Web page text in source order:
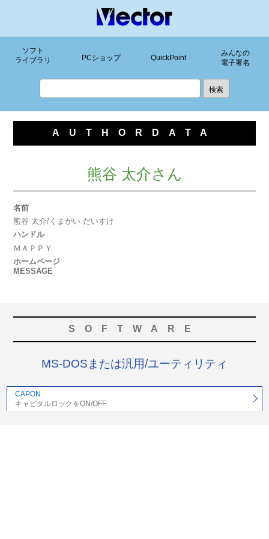
ソフト
ライブラリ
PCショップ QuickPoint
みんなの
電子署名
AUTHORDATA
熊谷 太介さん
名前
熊谷 太介/くまがい だいすけ
ハンドル
ＭＡＰＰＹ
ホームページ
MESSAGE
SOFTWARE
MS-DOSまたは汎用/ユーティリティ
CAPON
キャピタルロックをON/OFF